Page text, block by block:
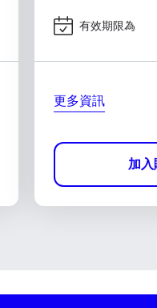
有效期限為
更多資訊
加入